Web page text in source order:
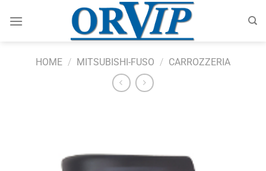
HOME / MITSUBISHI-FUSO / CARROZZERIA